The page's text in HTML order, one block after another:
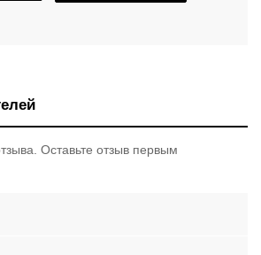
Оставьте отзыв первым